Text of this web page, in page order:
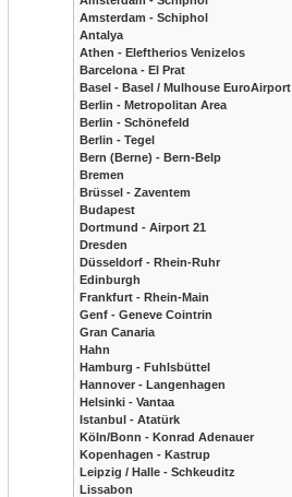
Amsterdam - Schiphol
Antalya
Athen - Eleftherios Venizelos
Barcelona - El Prat
Basel - Basel / Mulhouse EuroAirport
Berlin - Metropolitan Area
Berlin - Schönefeld
Berlin - Tegel
Bern (Berne) - Bern-Belp
Bremen
Brüssel - Zaventem
Budapest
Dortmund - Airport 21
Dresden
Düsseldorf - Rhein-Ruhr
Edinburgh
Frankfurt - Rhein-Main
Genf - Geneve Cointrin
Gran Canaria
Hahn
Hamburg - Fuhlsbüttel
Hannover - Langenhagen
Helsinki - Vantaa
Istanbul - Atatürk
Köln/Bonn - Konrad Adenauer
Kopenhagen - Kastrup
Leipzig / Halle - Schkeuditz
Lissabon